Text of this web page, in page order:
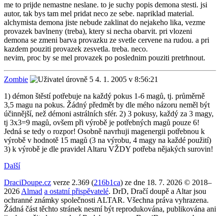
me to prijde nemastne neslane. to je suchy popis demona stesti. jsi
autor, tak bys tam mel pridat neco ze sebe. napriklad material.
alchymista demona jiste nebude zaklinat do nejakeho lika, vezme
provazek bavlneny (treba), ktery si necha obarvit. pri vlozeni
demona se zmeni barva provazku ze svetle cervene na rudou. a pri
kazdem pouziti provazek zesvetla. treba. neco.
nevim, proc by se mel provazek po poslednim pouziti pretrhnout.
Zombie
4. 1. 2005 v 8:56:21
1) démon štěstí potřebuje na každý pokus 1-6 magů, tj. průměrně
3,5 magu na pokus. Žádný předmět by dle mého názoru neměl být
účinnější, než démoni astrálních sfér. 2) 3 pokusy, každý za 3 magy,
tj 3x3=9 magů, ovšem při výrobě je potřebných magů pouze 6!
Jedná se tedy o rozpor! Osobně navrhuji magenergii potřebnou k
výrobě v hodnotě 15 magů (3 na výrobu, 4 magy na každé použití)
3) k výrobě je dle pravidel Altaru VŽDY potřeba nějakých surovin!
Další
DraciDoupe.cz verze 2.369 (216b1ca) ze dne 18. 7. 2026 © 2018–
2026 Almad a ostatní přispěvatelé. DrD, Dračí doupě a Altar jsou
ochranné známky společnosti ALTAR. Všechna práva vyhrazena.
Žádná část těchto stránek nesmí být reprodukována, publikována ani